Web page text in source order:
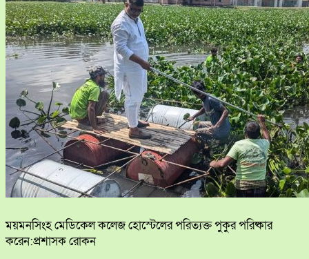
ময়মনসিংহ মেডিকেল কলেজ হোস্টেলের পরিত্যক্ত পুকুর পরিষ্কার
করেন:প্রশাসক রোকন